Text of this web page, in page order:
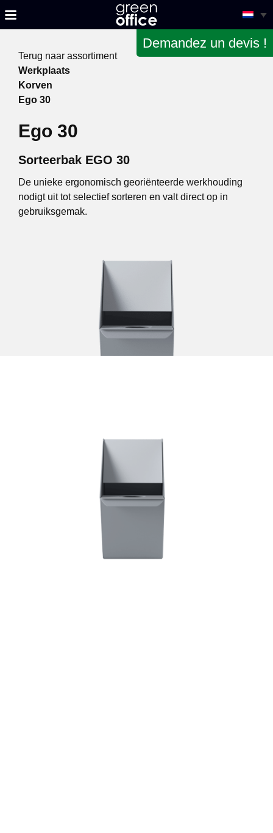
Demandez un devis !
Terug naar assortiment
Werkplaats
Korven
Ego 30
Ego 30
Sorteerbak EGO 30
De unieke ergonomisch georiënteerde werkhouding
nodigt uit tot selectief sorteren en valt direct op in
gebruiksgemak.